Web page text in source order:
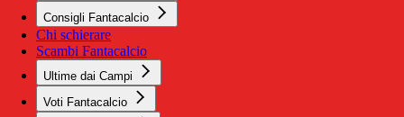
Consigli Fantacalcio
Chi schierare
Scambi Fantacalcio
Ultime dai Campi
Voti Fantacalcio